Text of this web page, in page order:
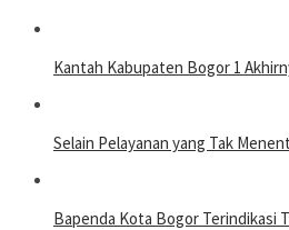
Kantah Kabupaten Bogor 1
Selain Pelayanan yang Tak
Bapenda Kota Bogor Terindikasi